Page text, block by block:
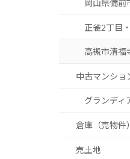
岡山県備
正雀2丁目
高槻市清福
中古マンショ
グランディ
倉庫（売物件）
売土地